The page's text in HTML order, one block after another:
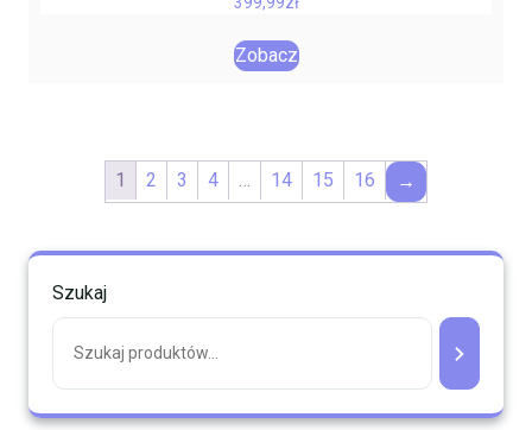
Zobacz
1 2 3 4 … 14 15 16 →
Szukaj